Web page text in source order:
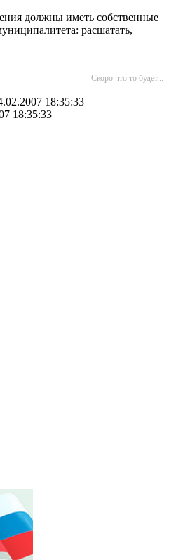
должны иметь собственные
расшатать,
Скоро что то будет...
18:35:33
18:35:33